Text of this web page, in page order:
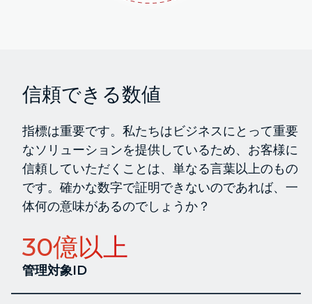
信頼できる数値
指標は重要です。私たちはビジネスにとって重要
なソリューションを提供しているため、お客様に
信頼していただくことは、単なる言葉以上のもの
です。確かな数字で証明できないのであれば、一
体何の意味があるのでしょうか？
30億以上
管理対象ID